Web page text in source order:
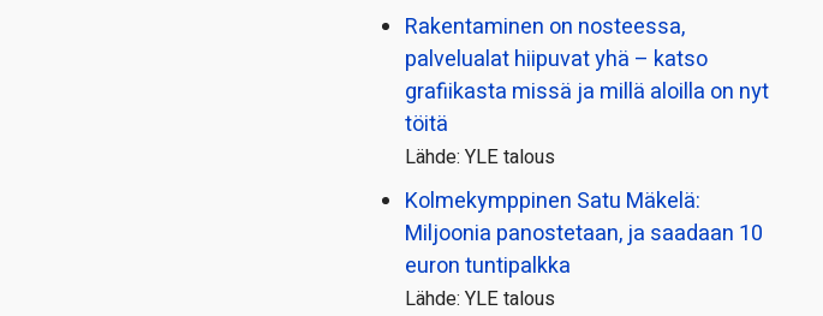
Rakentaminen on nosteessa,
palvelualat hiipuvat yhä – katso
grafiikasta missä ja millä aloilla on nyt
töitä
Lähde: YLE talous
Kolmekymppinen Satu Mäkelä:
Miljoonia panostetaan, ja saadaan 10
euron tuntipalkka
Lähde: YLE talous